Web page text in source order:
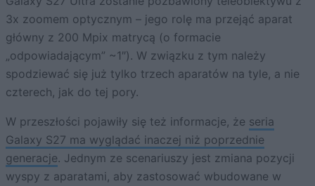
3x zoomem optycznym – jego rolę ma przejąć aparat
główny z 200 Mpix matrycą (o formacie
„odpowiadającym” ~1″). W związku z tym należy
spodziewać się już tylko trzech aparatów na tyle, a nie
czterech, jak do tej pory.
W przeszłości pojawiły się też informacje, że seria
Galaxy S27 ma wyglądać inaczej niż poprzednie
generacje. Jednym ze scenariuszy jest zmiana pozycji
wyspy z aparatami, aby zastosować wbudowane w